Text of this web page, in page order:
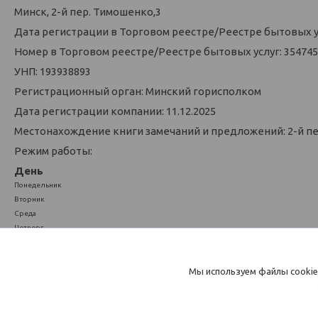
Минск, 2-й пер. Тимошенко,3
Дата регистрации в Торговом реестре/Реестре бытовых
Номер в Торговом реестре/Реестре бытовых услуг:
УНП: 193938893
Регистрационный орган: Минский горисполком
Дата регистрации компании: 11.12.2025
Местонахождение книги замечаний и предложений: 2-й
Режим работы:
День
Понедельник
Вторник
Среда
Четверг
Мы используем файлы